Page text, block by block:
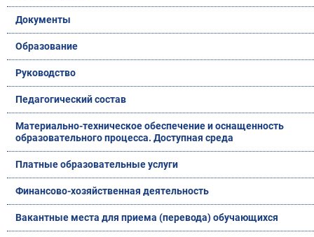
Документы
Образование
Руководство
Педагогический состав
Материально-техническое обеспечение и оснащенность
образовательного процесса. Доступная среда
Платные образовательные услуги
Финансово-хозяйственная деятельность
Вакантные места для приема (перевода) обучающихся